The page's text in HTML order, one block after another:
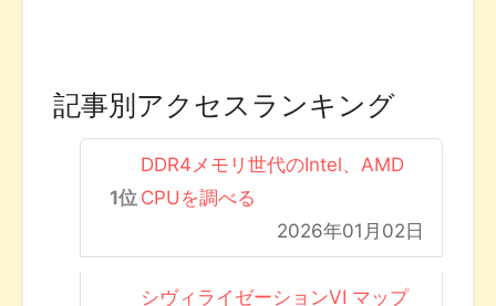
記事別アクセスランキング
DDR4メモリ世代のIntel、AMD
CPUを調べる
2026年01月02日
シヴィライゼーションVI マップ